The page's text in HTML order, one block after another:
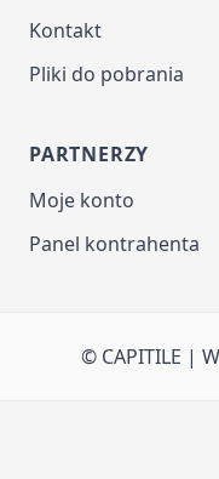
Kontakt
Pliki do pobrania
PARTNERZY
Moje konto
Panel kontrahenta
© CAPITILE |